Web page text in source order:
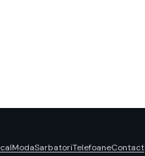
ModaSarbatoriTelefoaneContact